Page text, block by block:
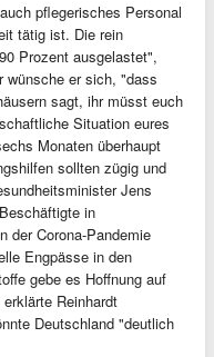
pflegerisches Personal
tätig ist. Die rein
Prozent ausgelastet",
wünsche er sich, "dass
sagt, ihr müsst euch
Situation eures
Monaten überhaupt
sollten zügig und
Jens
in
der Corona-Pandemie
Engpässe in den
gebe es Hoffnung auf
Reinhardt
Deutschland "deutlich